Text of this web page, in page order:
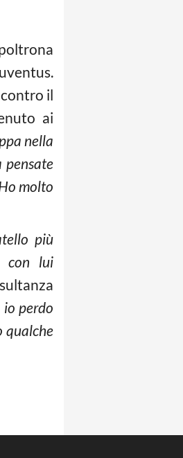
il
ai
nella
pensate
molto
più
con lui
perdo
qualche